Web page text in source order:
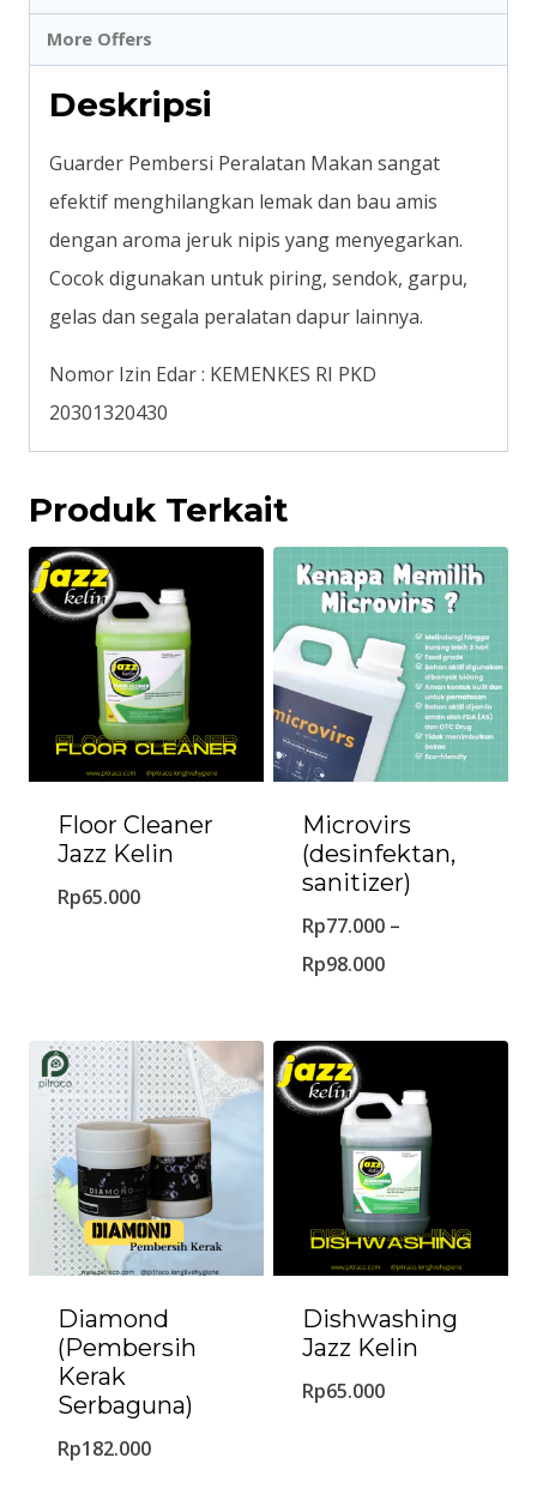
More Offers
Deskripsi
Guarder Pembersi Peralatan Makan sangat
efektif menghilangkan lemak dan bau amis
dengan aroma jeruk nipis yang menyegarkan.
Cocok digunakan untuk piring, sendok, garpu,
gelas dan segala peralatan dapur lainnya.
Nomor Izin Edar : KEMENKES RI PKD
20301320430
Produk Terkait
Floor Cleaner
Jazz Kelin
Rp65.000
Microvirs
(desinfektan,
sanitizer)
Rp77.000 –
Rp98.000
Diamond
(Pembersih
Kerak
Serbaguna)
Rp182.000
Dishwashing
Jazz Kelin
Rp65.000